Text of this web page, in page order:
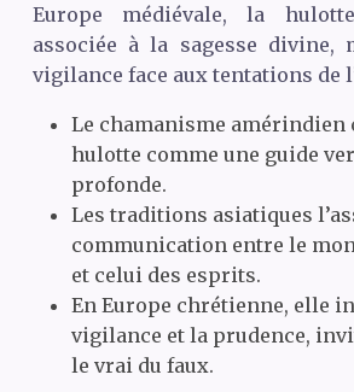
Europe médiévale, la
associée à la sagesse divine,
vigilance face aux tentations de
Le chamanisme amérindien
hulotte comme une guide
profonde.
Les traditions asiatiques
communication entre le
et celui des esprits.
En Europe chrétienne, elle
vigilance et la prudence,
le vrai du faux.